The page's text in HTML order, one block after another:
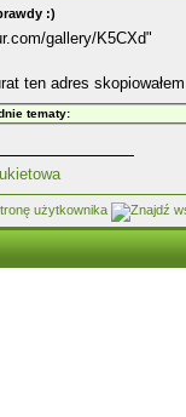
:)
gallery/K5CXd"
ten adres
tematy: